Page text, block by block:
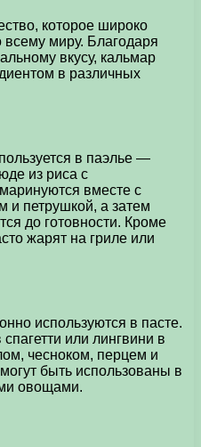
которое широко
всему миру. Благодаря
вкусу, кальмар
в различных
в паэлье —
из риса с
вместе с
и петрушкой, а затем
до готовности. Кроме
жарят на гриле или
используются в пасте.
или лингвини в
чесноком, перцем и
быть использованы в
овощами.